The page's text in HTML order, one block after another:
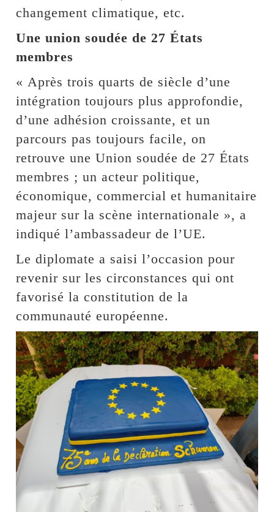
changement climatique, etc.
Une union soudée de 27 États
membres
« Après trois quarts de siècle d’une
intégration toujours plus approfondie,
d’une adhésion croissante, et un
parcours pas toujours facile, on
retrouve une Union soudée de 27 États
membres ; un acteur politique,
économique, commercial et humanitaire
majeur sur la scène internationale », a
indiqué l’ambassadeur de l’UE.
Le diplomate a saisi l’occasion pour
revenir sur les circonstances qui ont
favorisé la constitution de la
communauté européenne.